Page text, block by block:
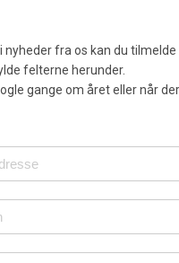
nyheder fra os kan du tilmelde
felterne herunder.
gange om året eller når